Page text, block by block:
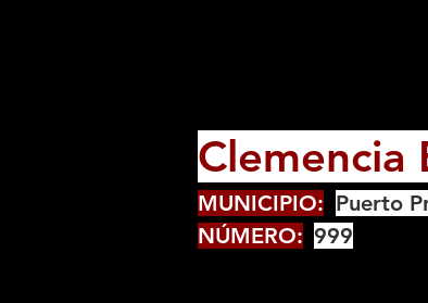
Clemencia
MUNICIPIO: Puerto
NÚMERO: 999